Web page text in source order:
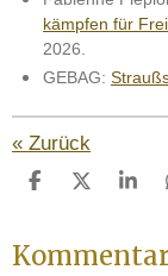
kämpfen für
2026.
GEBAG:
« Zurück
T
l
T
l
T
l